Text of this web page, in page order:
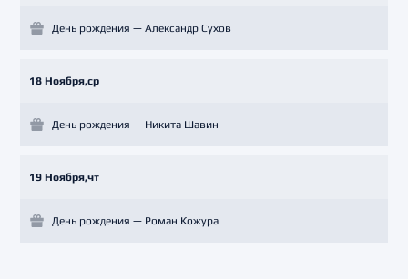
День рождения — Александр Сухов
18 Ноября,ср
День рождения — Никита Шавин
19 Ноября,чт
День рождения — Роман Кожура